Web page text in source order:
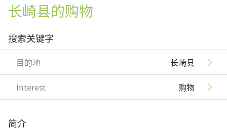
长崎县的购物
搜索关键字
目的地 长崎县
Interest 购物
简介